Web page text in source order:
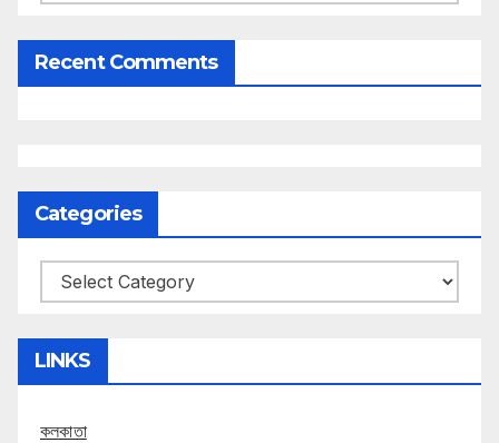
Recent Comments
Categories
Categories
LINKS
কলকাতা